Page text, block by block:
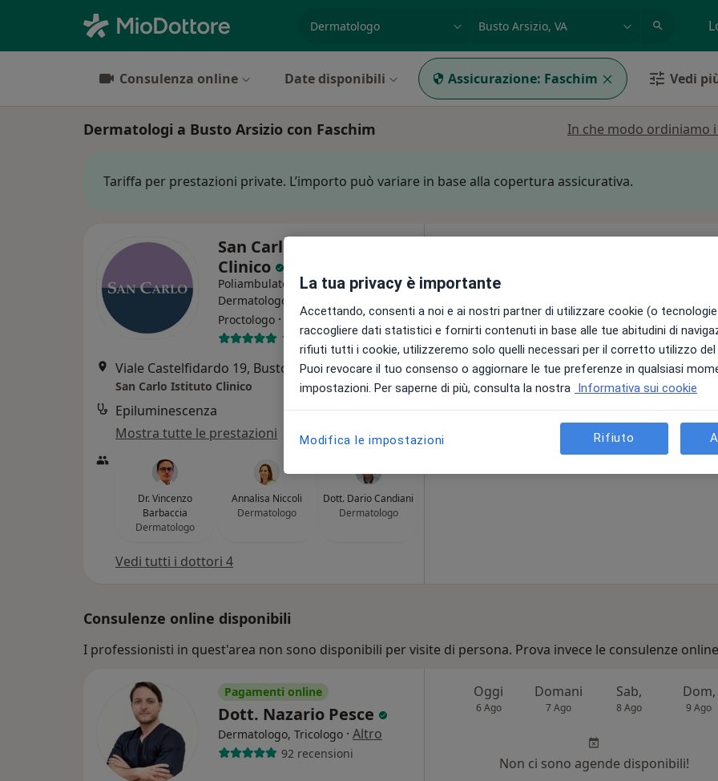
Consulenza online Date disponibili Assicurazione: Faschim Vedi
Dermatologi a Busto Arsizio con Faschim In che modo ordiniamo
Tariffa per prestazioni private. L’importo può variare in base alla copertura assicurativa.
San Carlo Istituto
Clinico
Poliambulatorio
Dermatologo, Endocrinologo,
Proctologo · Altro
1876 recensioni
Viale Castelfidardo 19, Busto Arsizio •Mappa
San Carlo Istituto Clinico
Epiluminescenza
Mostra tutte le prestazioni
Dr. Vincenzo
Barbaccia
Dermatologo
Annalisa Niccoli
Dermatologo
Dott. Dario Candiani
Dermatologo
Vedi tutti i dottori 4
Non ci sono agende disponibili!
Mostra profilo
Consulenze online disponibili
I professionisti in quest'area non sono disponibili per visite di persona. Prova invece le consulenze
Pagamenti online
Dott. Nazario Pesce
Dermatologo, Tricologo · Altro
92 recensioni
Oggi
6 Ago
Domani
7 Ago
Sab,
8 Ago
Dom,
9 Ago
Non ci sono agende disponibili!
La tua privacy è importante
Accettando, consenti a noi e ai nostri partner di utilizzare cookie (o
raccogliere dati statistici e fornirti contenuti in base alle tue abitudini di
rifiuti tutti i cookie, utilizzeremo solo quelli necessari per il corretto utilizzo
Puoi revocare il tuo consenso o aggiornare le tue preferenze in qualsiasi
impostazioni. Per saperne di più, consulta la nostra Informativa sui cookie
Modifica le impostazioni Rifiuto